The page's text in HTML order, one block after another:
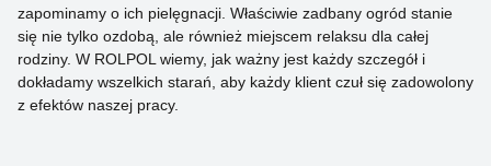
zapominamy o ich pielęgnacji. Właściwie zadbany ogród stanie
się nie tylko ozdobą, ale również miejscem relaksu dla całej
rodziny. W ROLPOL wiemy, jak ważny jest każdy szczegół i
dokładamy wszelkich starań, aby każdy klient czuł się zadowolony
z efektów naszej pracy.